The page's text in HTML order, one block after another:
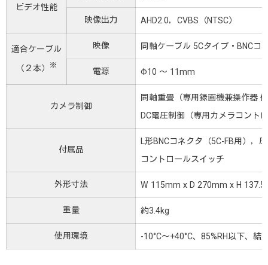
ビデオ性能
映像出力 AHD2.0，CVBS（NTSC）
適合ケーブル
（２本）
※
映像 同軸ケーブル 5Cタイプ・BNC
電源 Φ10 ～ 11mm
カメラ制御
同軸重畳（専用録画機兼操作器
DC電圧制御（専用カメラコント
付属品
L形BNCコネクタ（5C-FB用），
コントロールスイッチ
外形寸法 W 115mm x D 270mm x H
重量 約3.4kg
使用環境 -10°C～+40°C、85%RH以下、結